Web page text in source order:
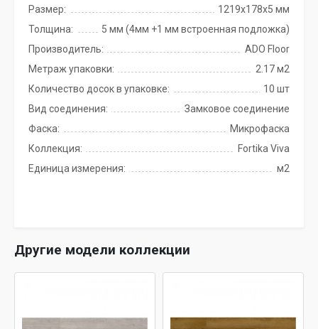
Размер:
1219x178x5 мм
Толщина:
5 мм (4мм +1 мм встроенная подложка)
Производитель:
ADO Floor
Метраж упаковки:
2.17 м2
Количество досок в упаковке:
10 шт
Вид соединения:
Замковое соединение
Фаска:
Микрофаска
Коллекция:
Fortika Viva
Единица измерения:
м2
Другие модели коллекции